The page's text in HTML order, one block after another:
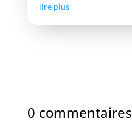
lire plus
0 commentaires